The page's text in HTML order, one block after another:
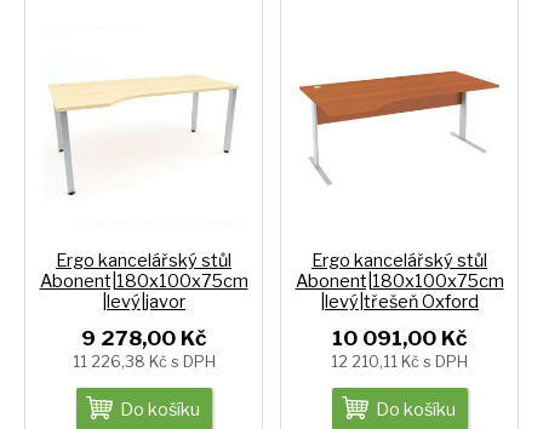
Ergo kancelářský stůl
Abonent|180x100x75cm
|levý|javor
9 278,00 Kč
11 226,38 Kč s DPH
Do košíku
Ergo kancelářský stůl
Abonent|180x100x75cm
|levý|třešeň Oxford
10 091,00 Kč
12 210,11 Kč s DPH
Do košíku